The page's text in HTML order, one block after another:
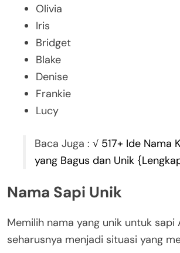
Olivia
Iris
Bridget
Blake
Denise
Frankie
Lucy
Baca Juga : √ 517+ Ide Nama
yang Bagus dan Unik
Nama Sapi Unik
Memilih nama yang unik untuk sapi
seharusnya menjadi situasi yang